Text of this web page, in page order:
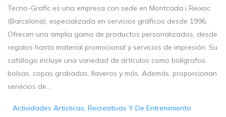
Tecno-Grafic es una empresa con sede en Montcada i Reixac
(Barcelona), especializada en servicios gráficos desde 1996.
Ofrecen una amplia gama de productos personalizados, desde
regalos hasta material promocional y servicios de impresión. Su
catálogo incluye una variedad de artículos como bolígrafos,
bolsas, copas grabadas, llaveros y más. Además, proporcionan
servicios de...
Actividades Artisticas, Recreativas Y De Entrenimiento